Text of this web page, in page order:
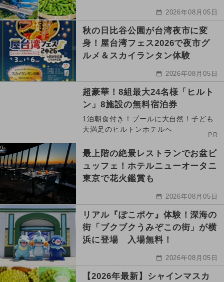
2026年08月05日
秋の日比谷公園が台湾夜市に変
身！屋台湾フェス2026で夜市グ
ルメ＆スカイランタン体験
2026年08月05日
超豪華！8組最大24名様「ヒルト
ン」8施設の無料宿泊券
1泊朝食付き！プールに大自然！子ども
大満足のヒルトンホテルへ
PR
最上階の絶景レストランでお盆ビ
ュッフェ！ホテルニューオータニ
東京で花火鑑賞も
2026年08月05日
リアル『ぽこポケ』体験！深海の
街「ブクブクうみぞこの街」が横
浜に登場 入場無料！
2026年08月05日
【2026年最新】シャインマスカ